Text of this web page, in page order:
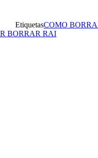
EtiquetasCOMO
BORRAR RAI